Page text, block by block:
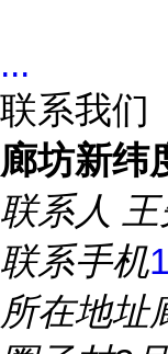
...
联系我们
廊坊新纬
联系人
联系手机
所在地址